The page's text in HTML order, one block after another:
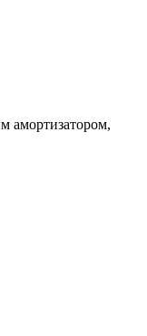
амортизатором,